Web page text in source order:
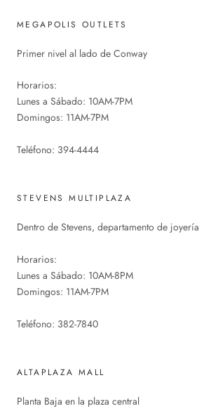
MEGAPOLIS OUTLETS
Primer nivel al lado de Conway
Horarios:
Lunes a Sábado: 10AM-7PM
Domingos: 11AM-7PM
Teléfono: 394-4444
STEVENS MULTIPLAZA
Dentro de Stevens, departamento de joyería
Horarios:
Lunes a Sábado: 10AM-8PM
Domingos: 11AM-7PM
Teléfono: 382-7840
ALTAPLAZA MALL
Planta Baja en la plaza central